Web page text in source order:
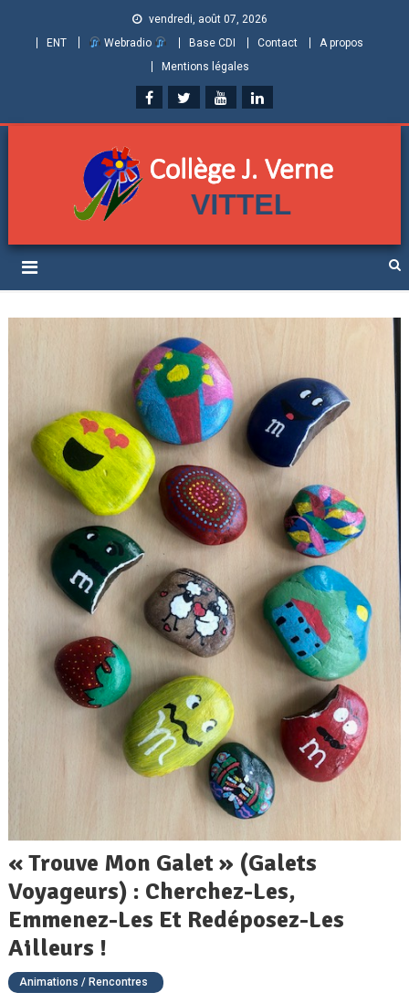
vendredi, août 07, 2026
ENT
Webradio Base CDI Contact
A propos
Mentions légales
Collège Jules Verne de
Vittel (Vosges)
« Trouve Mon Galet » (galets
Voyageurs) : Cherchez-Les,
Emmenez-Les Et Redéposez-Les
Ailleurs !
Animations / Rencontres